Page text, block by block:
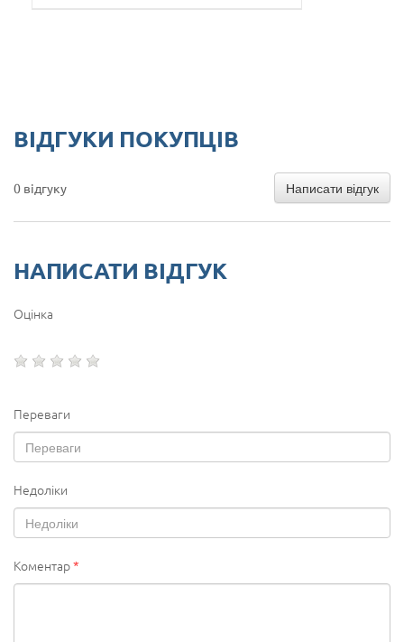
ВІДГУКИ ПОКУПЦІВ
0 відгуку Написати відгук
НАПИСАТИ ВІДГУК
Оцінка
Переваги
Недоліки
Коментар*